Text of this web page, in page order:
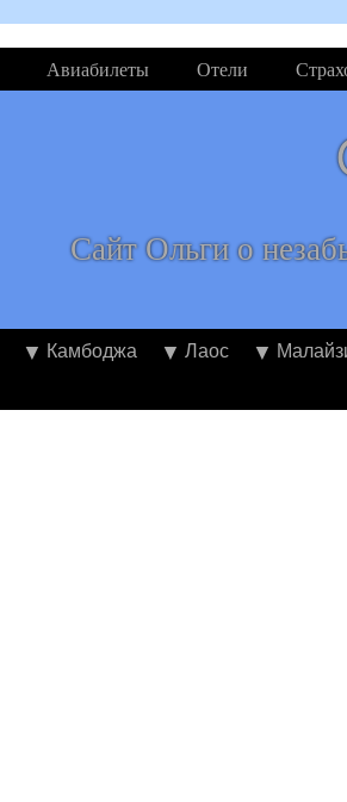
Авиабилеты Отели
Сайт Ольги о
Камбоджа Лаос